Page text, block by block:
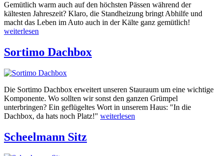
Gemütlich warm auch auf den höchsten Pässen während der
kältesten Jahreszeit? Klaro, die Standheizung bringt Abhilfe und
macht das Leben im Auto auch in der Kälte ganz gemütlich!
weiterlesen
Sortimo Dachbox
Die Sortimo Dachbox erweitert unseren Stauraum um eine wichtige
Komponente. Wo sollten wir sonst den ganzen Grümpel
unterbringen? Ein geflügeltes Wort in unserem Haus: "In die
Dachbox, da hats noch Platz!" weiterlesen
Scheelmann Sitz